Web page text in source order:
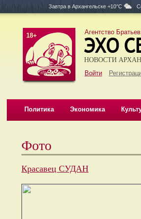
Завтра в Архангельске +10°C
18+ Агентство
Войти
НОВОСТИ
Политика Экономика
Фото
Красавец СУДАН